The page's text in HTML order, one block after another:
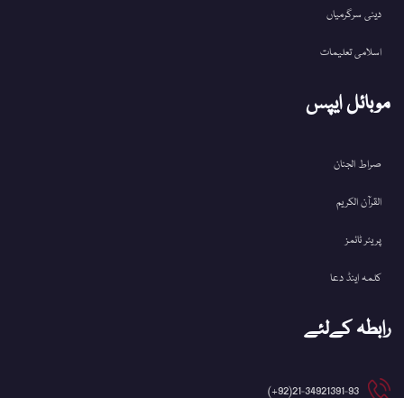
دینی سرگرمیاں
اسلامی تعلیمات
موبائل ایپس
صراط الجنان
القرآن الکریم
پریئر ٹائمز
کلمہ اینڈ دعا
رابطہ کےلئے
21-34921391-93(92+)